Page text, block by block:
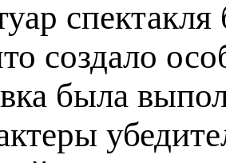
создало
была